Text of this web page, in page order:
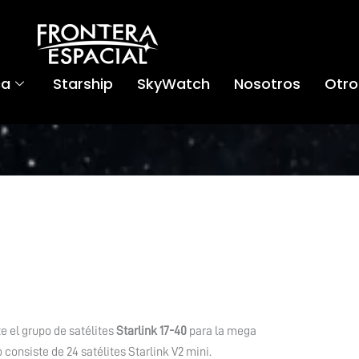
Starship SkyWatch Nosotros
el grupo de satélitesStarlink 17-40 para la mega
de 24 satélites Starlink V2 mini.